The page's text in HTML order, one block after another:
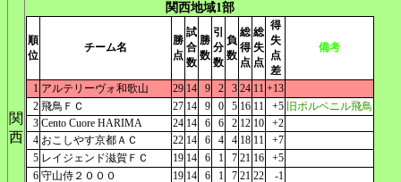
関
西
関西地域1部
順
位
チーム名
勝
点
試
合
数
勝
数
引
分
数
負
数
総
得
点
総
失
点
得
失
点
差
備考
1 アルテリーヴォ和歌山 29 14 9 2 3 24 11 +13
2 飛鳥ＦＣ 27 14 9 0 5 16 11 +5 旧ポルベニル飛鳥
3 Cento Cuore HARIMA 24 14 6 6 2 12 10
+2
4 おこしやす京都ＡＣ 22 14 6 4 4 18 11
+7
5 レイジェンド滋賀ＦＣ 19 14 6 1 7 21 16
+5
6 守山侍２０００ 19 14 6 1 7 21 22
-1